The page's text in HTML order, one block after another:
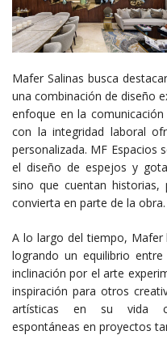
Mafer Salinas busca
una combinación de diseño
enfoque en la
con la integridad laboral
personalizada. MF Espacios
el diseño de espejos y
sino que cuentan historias,
convierta en parte de la obra.
A lo largo del tiempo, Mafer
logrando un equilibrio
inclinación por el arte
inspiración para otros
artísticas en su vida
espontáneas en proyectos